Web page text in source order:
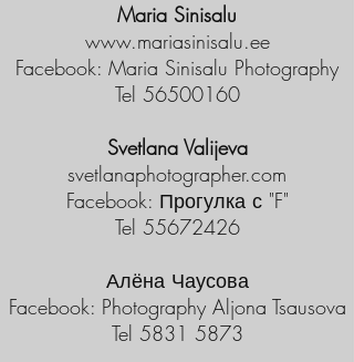
Maria Sinisalu
www.mariasinisalu.ee
Facebook: Maria Sinisalu Photography
Tel 56500160
Svetlana Valijeva
svetlanaphotographer.com
Facebook: Прогулка с "F"
Tel 55672426
Алёна Чаусова
Facebook: Photography Aljona Tsausova
Tel 5831 5873